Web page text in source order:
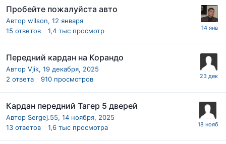
Пробейте пожалуйста авто
Автор wilson, 12 января
15 ответов 1,4 тыс просмотр
Передний кардан на Корандо
Автор Vjik, 19 декабря, 2025
2 ответа 910 просмотров
Кардан передний Тагер 5 дверей
Автор Sergej.55, 14 ноября, 2025
13 ответов 1,6 тыс просмотра